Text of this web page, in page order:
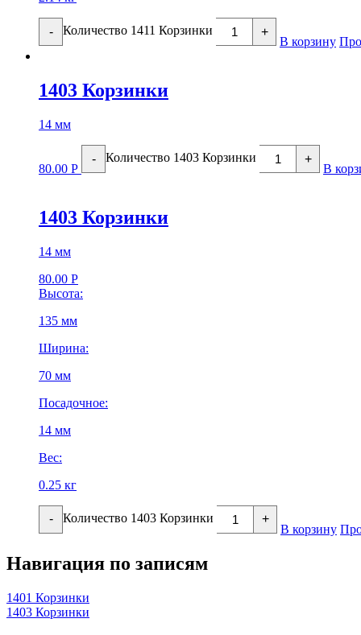
- Количество 1411 Корзинки +
В корзину
1403 Корзинки
14 мм
80.00 Р
- Количество 1403 Корзинки +
В
1403 Корзинки
14 мм
80.00 Р
Высота:
135 мм
Ширина:
70 мм
Посадочное:
14 мм
Вес:
0.25 кг
- Количество 1403 Корзинки +
В корзину
Навигация по записям
1401 Корзинки
1403 Корзинки